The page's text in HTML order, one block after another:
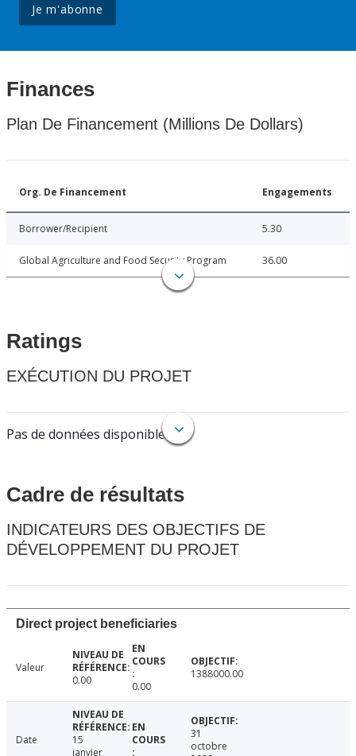
Je m'abonne
Finances
Plan De Financement (Millions De Dollars)
Org. De Financement Engagements
Borrower/Recipient 5.30
Global Agriculture and Food Security Program 36.00
Ratings
EXÉCUTION DU PROJET
Pas de données disponibles.
Cadre de résultats
INDICATEURS DES OBJECTIFS DE
DÉVELOPPEMENT DU PROJET
Direct project beneficiaries
Valeur
0.00
0.00
1388000.00
Date
15
janvier
31
octobre